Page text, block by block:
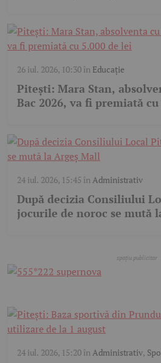
26 iul. 2026, 10:30în Educație
Pitești: Mara Stan,
Bac 2026, va fi premiată
24 iul. 2026, 15:45 înAdministrativ
După decizia Consiliului
jocurile de noroc se mută
24 iul. 2026, 15:20înAdministrativ,